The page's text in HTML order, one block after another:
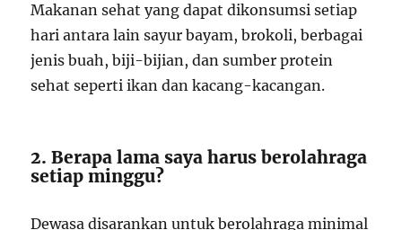
Makanan sehat yang dapat dikonsumsi setiap
hari antara lain sayur bayam, brokoli, berbagai
jenis buah, biji-bijian, dan sumber protein
sehat seperti ikan dan kacang-kacangan.
2. Berapa lama saya harus berolahraga
setiap minggu?
Dewasa disarankan untuk berolahraga minimal